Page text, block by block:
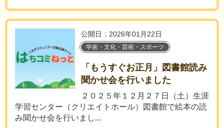
公開日：2026年01月22日
学術・文化・芸術・スポーツ
「もうすぐお正月」図書館読み
聞かせ会を行いました
２０２５年１２月２７日（土）生涯
学習センター（クリエイトホール）図書館で絵本の読
み聞かせ会を行いまし...